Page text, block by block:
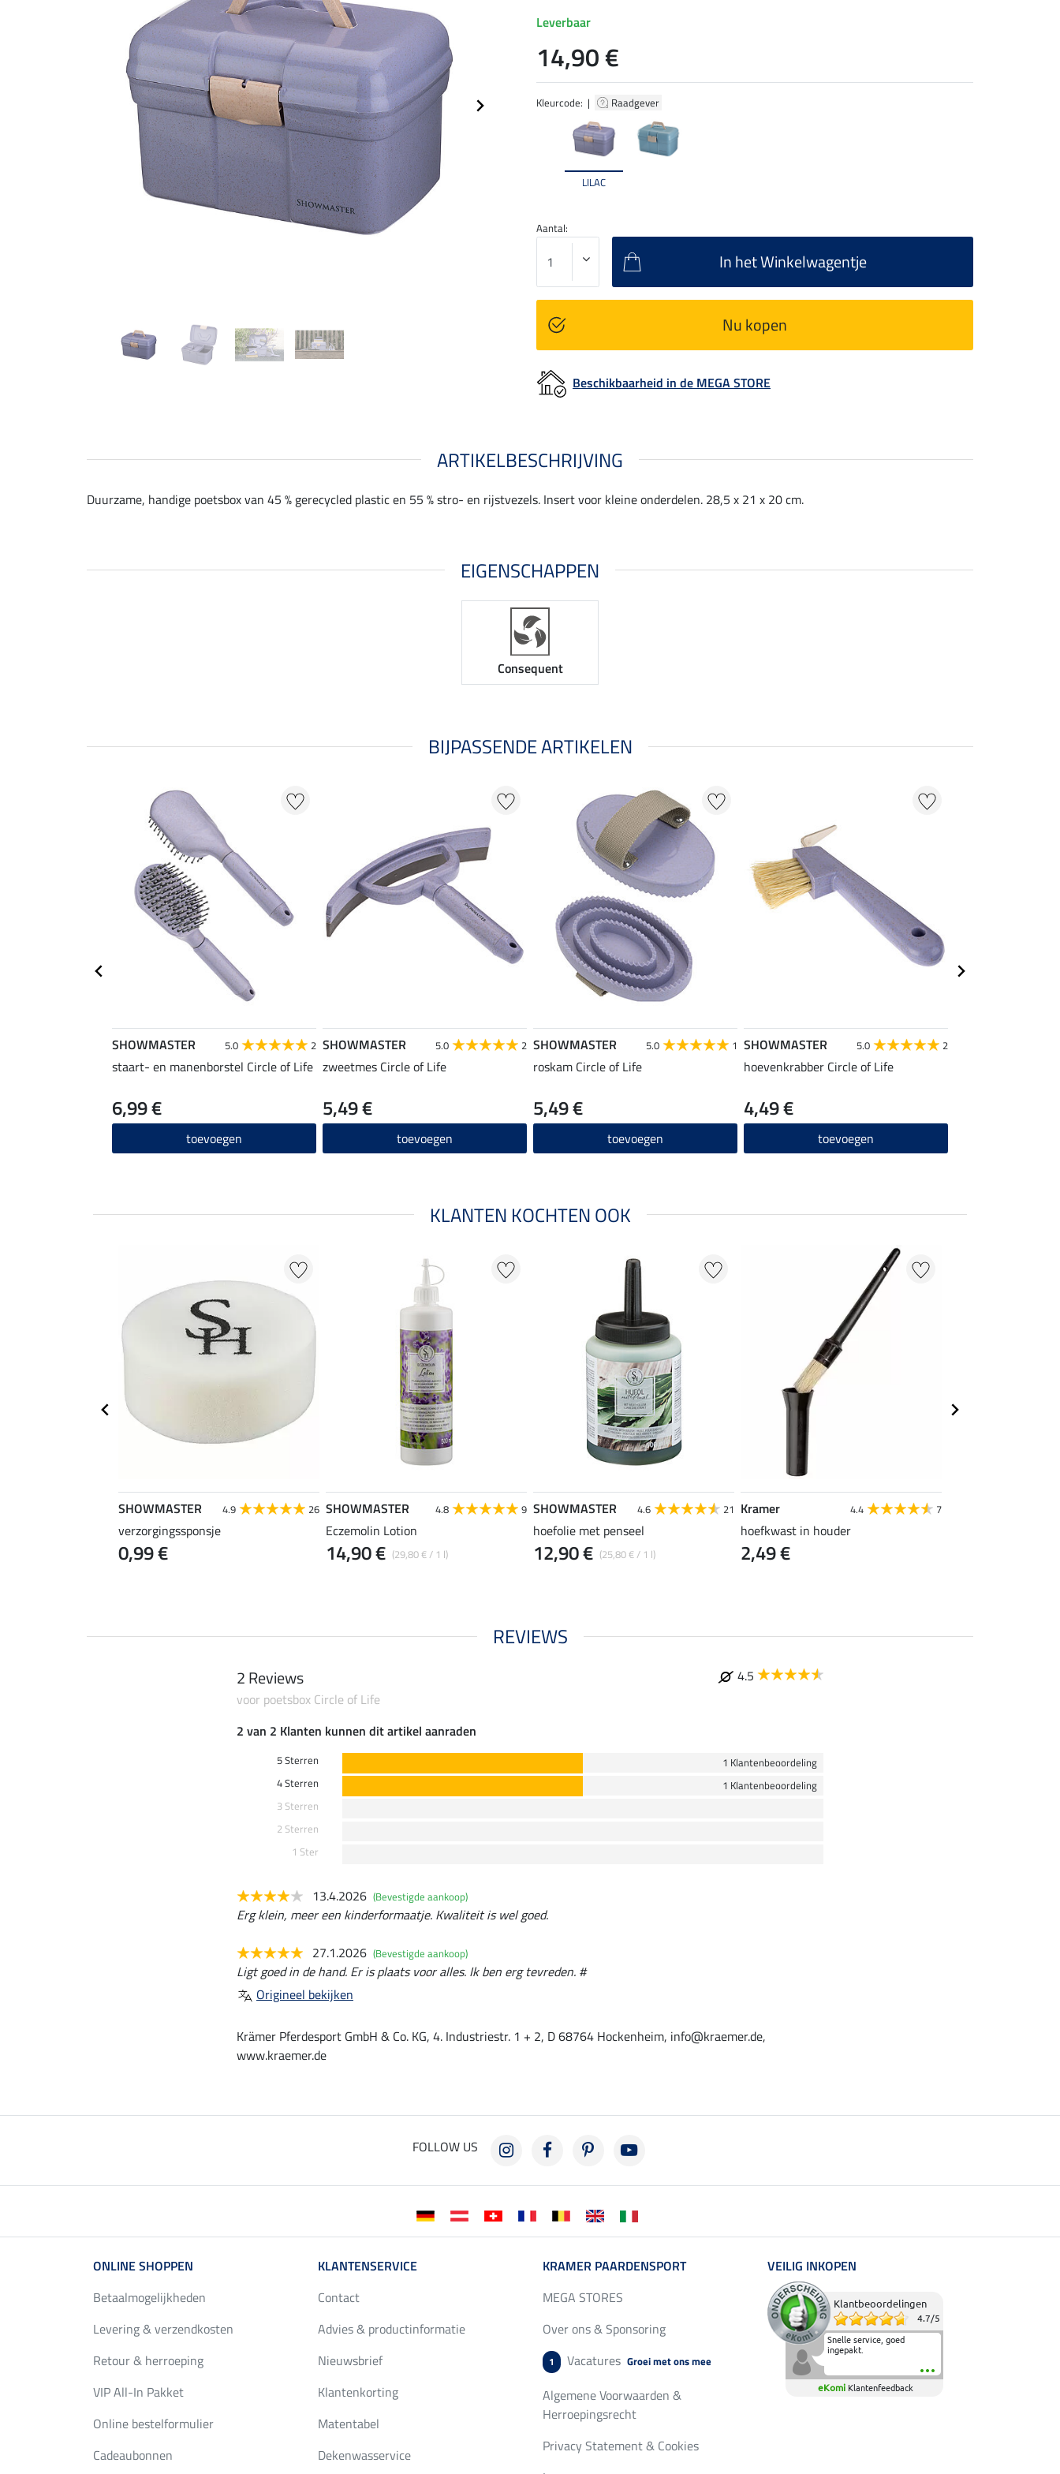
Kleurcode: | Raadgever
LILAC
Leverbaar
14,90 €
Aantal:
In het Winkelwagentje
Nu kopen
Beschikbaarheid in de MEGA STORE
ARTIKELBESCHRIJVING
Duurzame, handige poetsbox van 45 % gerecycled plastic en 55 % stro- en rijstvezels. Insert voor kleine onderdelen. 28,5 x 21 x 20 cm.
EIGENSCHAPPEN
Consequent
BIJPASSENDE ARTIKELEN
SHOWMASTER 5.0 2
staart- en manenborstel Circle of Life
6,99 €
toevoegen
SHOWMASTER 5.0 2
zweetmes Circle of Life
5,49 €
toevoegen
SHOWMASTER 5.0 1
roskam Circle of Life
5,49 €
toevoegen
SHOWMASTER 5.0 2
hoevenkrabber Circle of Life
4,49 €
toevoegen
KLANTEN KOCHTEN OOK
SHOWMASTER 4.9 26
verzorgingssponsje
0,99 €
SHOWMASTER 4.8 9
Eczemolin Lotion
(29,80 € / 1 l)
14,90 €
SHOWMASTER 4.6 21
hoefolie met penseel
(25,80 € / 1 l)
12,90 €
Kramer 4.4 7
hoefkwast in houder
2,49 €
REVIEWS
2 Reviews
4.5
voor poetsbox Circle of Life
2 van 2 Klanten kunnen dit artikel aanraden
5 Sterren
1 Klantenbeoordeling
4 Sterren
1 Klantenbeoordeling
3 Sterren
2 Sterren
1 Ster
13.4.2026 (Bevestigde aankoop)
Erg klein, meer een kinderformaatje. Kwaliteit is wel goed.
27.1.2026 (Bevestigde aankoop)
Ligt goed in de hand. Er is plaats voor alles. Ik ben erg tevreden. #
Origineel bekijken
Krämer Pferdesport GmbH & Co. KG, 4. Industriestr. 1 + 2, D 68764 Hockenheim, info@kraemer.de,
www.kraemer.de
FOLLOW US
ONLINE SHOPPEN
Betaalmogelijkheden
Levering & verzendkosten
Retour & herroeping
VIP All-In Pakket
Online bestelformulier
Cadeaubonnen
KLANTENSERVICE
Contact
Advies & productinformatie
Nieuwsbrief
Klantenkorting
Matentabel
Dekenwasservice
KRAMER PAARDENSPORT
MEGA STORES
Over ons & Sponsoring
1 Vacatures Groei met ons mee
Algemene Voorwaarden &
Herroepingsrecht
Privacy Statement & Cookies
VEILIG INKOPEN
Klantbeoordelingen
4.7/5
Snelle service, goed
ingepakt.
eKomi Klantenfeedback